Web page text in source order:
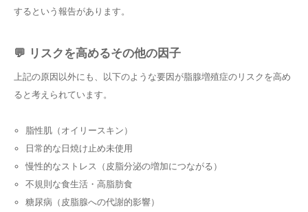
するという報告があります。
💬 リスクを高めるその他の因子
上記の原因以外にも、以下のような要因が脂腺増殖症のリスクを高め
ると考えられています。
脂性肌（オイリースキン）
日常的な日焼け止め未使用
慢性的なストレス（皮脂分泌の増加につながる）
不規則な食生活・高脂肪食
糖尿病（皮脂腺への代謝的影響）